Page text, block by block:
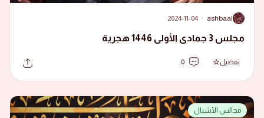
A
ashbaal
·
2024-11-04
مجلس 3 جمادى الأولى 1446 هجرية
تفضيل 0
مجالس الأشبال